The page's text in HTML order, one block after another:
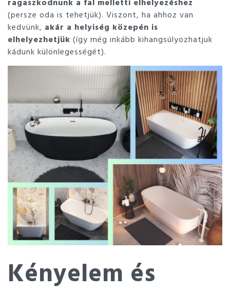
(persze oda is tehetjük). Viszont, ha ahhoz van
kedvünk, akár a helyiség közepén is
elhelyezhetjük (így még inkább kihangsúlyozhatjuk
kádunk különlegességét).
Kényelem és